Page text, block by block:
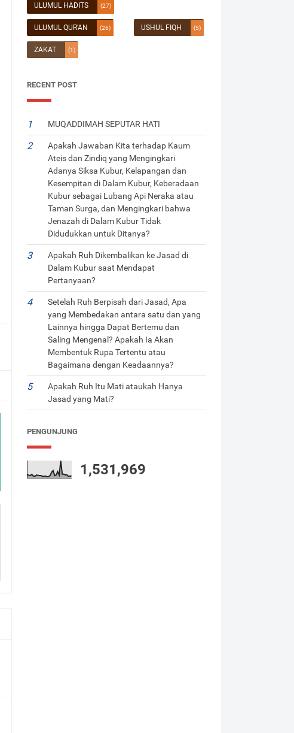
ULUMUL HADITS (27)
ULUMUL QUR'AN (26) USHUL FIQH (5)
ZAKAT (1)
RECENT POST
MUQADDIMAH SEPUTAR HATI
Apakah Jawaban Kita terhadap Kaum
Ateis dan Zindiq yang Mengingkari
Adanya Siksa Kubur, Kelapangan dan
Kesempitan di Dalam Kubur, Keberadaan
Kubur sebagai Lubang Api Neraka atau
Taman Surga, dan Mengingkari bahwa
Jenazah di Dalam Kubur Tidak
Didudukkan untuk Ditanya?
Apakah Ruh Dikembalikan ke Jasad di
Dalam Kubur saat Mendapat
Pertanyaan?
Setelah Ruh Berpisah dari Jasad, Apa
yang Membedakan antara satu dan yang
Lainnya hingga Dapat Bertemu dan
Saling Mengenal? Apakah Ia Akan
Membentuk Rupa Tertentu atau
Bagaimana dengan Keadaannya?
Apakah Ruh Itu Mati ataukah Hanya
Jasad yang Mati?
PENGUNJUNG
1,531,969